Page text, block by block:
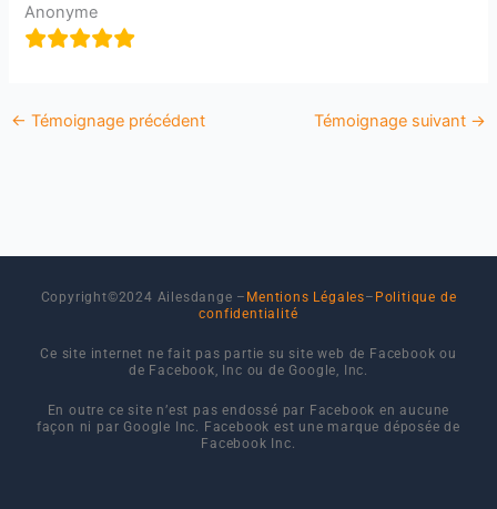
Anonyme
← Témoignage précédent Témoignage suivant →
Copyright©2024 Ailesdange – Mentions Légales– Politique de
confidentialité
Ce site internet ne fait pas partie su site web de Facebook ou
de Facebook, Inc ou de Google, Inc.
En outre ce site n’est pas endossé par Facebook en aucune
façon ni par Google Inc. Facebook est une marque déposée de
Facebook Inc.